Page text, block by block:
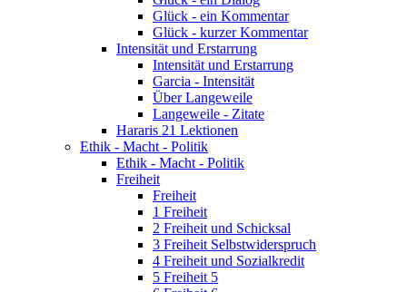
Glück - ein Kommentar
Glück - kurzer Kommentar
Intensität und Erstarrung
Intensität und Erstarrung
Garcia - Intensität
Über Langeweile
Langeweile - Zitate
Hararis 21 Lektionen
Ethik - Macht - Politik
Ethik - Macht - Politik
Freiheit
Freiheit
1 Freiheit
2 Freiheit und Schicksal
3 Freiheit Selbstwiderspruch
4 Freiheit und Sozialkredit
5 Freiheit 5